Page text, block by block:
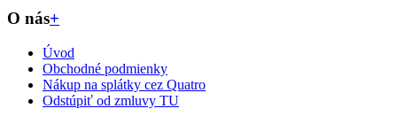
O nás+
Úvod
Obchodné podmienky
Nákup na splátky cez Quatro
Odstúpiť od zmluvy TU